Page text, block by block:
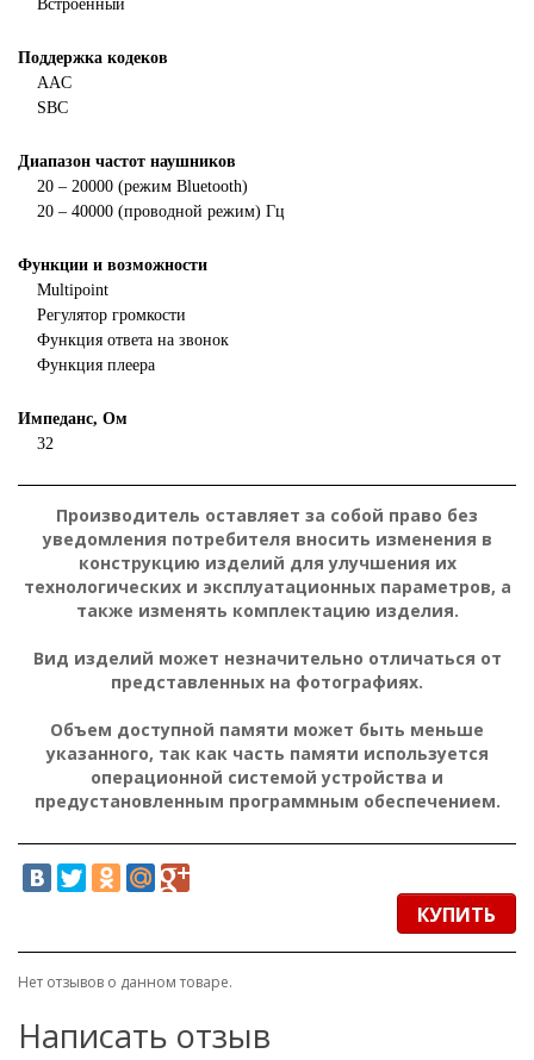
Встроенный
Поддержка кодеков
AAC
SBC
Диапазон частот наушников
20 – 20000 (режим Bluetooth)
20 – 40000 (проводной режим) Гц
Функции и возможности
Multipoint
Регулятор громкости
Функция ответа на звонок
Функция плеера
Импеданс, Ом
32
Производитель оставляет за собой право без
уведомления потребителя вносить изменения в
конструкцию изделий для улучшения их
технологических и эксплуатационных параметров, а
также изменять комплектацию изделия.
Вид изделий может незначительно отличаться от
представленных на фотографиях.
Объем доступной памяти может быть меньше
указанного, так как часть памяти используется
операционной системой устройства и
предустановленным программным обеспечением.
КУПИТЬ
Нет отзывов о данном товаре.
Написать отзыв